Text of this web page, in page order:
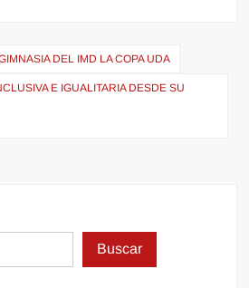
DEL IMD LA COPA UDA
E IGUALITARIA DESDE SU
Buscar